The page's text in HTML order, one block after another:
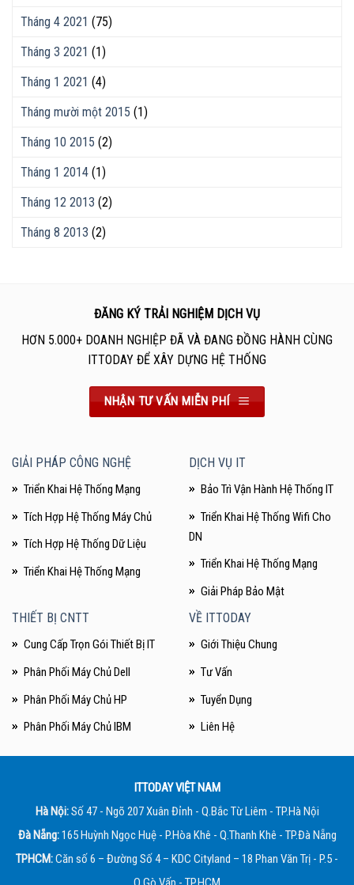
Tháng 4 2021 (75)
Tháng 3 2021 (1)
Tháng 1 2021 (4)
Tháng mười một 2015 (1)
Tháng 10 2015 (2)
Tháng 1 2014 (1)
Tháng 12 2013 (2)
Tháng 8 2013 (2)
ĐĂNG KÝ TRẢI NGHIỆM DỊCH VỤ
HƠN 5.000+ DOANH NGHIỆP ĐÃ VÀ ĐANG ĐỒNG HÀNH CÙNG
ITTODAY ĐỂ XÂY DỰNG HỆ THỐNG
NHẬN TƯ VẤN MIỄN PHÍ
GIẢI PHÁP CÔNG NGHỆ
Triển Khai Hệ Thống Mạng
Tích Hợp Hệ Thống Máy Chủ
Tích Hợp Hệ Thống Dữ Liệu
Triển Khai Hệ Thống Mạng
DỊCH VỤ IT
Bảo Trì Vận Hành Hệ Thống IT
Triển Khai Hệ Thống Wifi Cho
DN
Triển Khai Hệ Thống Mạng
Giải Pháp Bảo Mật
THIẾT BỊ CNTT
Cung Cấp Trọn Gói Thiết Bị IT
Phân Phối Máy Chủ Dell
Phân Phối Máy Chủ HP
Phân Phối Máy Chủ IBM
VỀ ITTODAY
Giới Thiệu Chung
Tư Vấn
Tuyển Dụng
Liên Hệ
ITTODAY VIỆT NAM
Hà Nội:Số 47 - Ngõ 207 Xuân Đỉnh - Q.Bắc Từ Liêm - TP.Hà Nội
Đà Nẵng:165 Huỳnh Ngọc Huệ - P.Hòa Khê - Q.Thanh Khê - TP.Đà Nẵng
TPHCM:Căn số 6 – Đường Số 4 – KDC Cityland – 18 Phan Văn Trị - P.5 -